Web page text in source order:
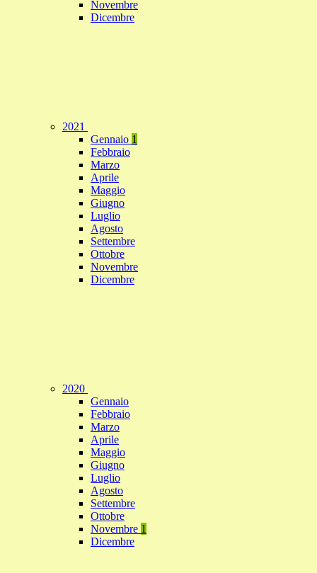
Novembre
Dicembre
2021
Gennaio 1
Febbraio
Marzo
Aprile
Maggio
Giugno
Luglio
Agosto
Settembre
Ottobre
Novembre
Dicembre
2020
Gennaio
Febbraio
Marzo
Aprile
Maggio
Giugno
Luglio
Agosto
Settembre
Ottobre
Novembre 1
Dicembre